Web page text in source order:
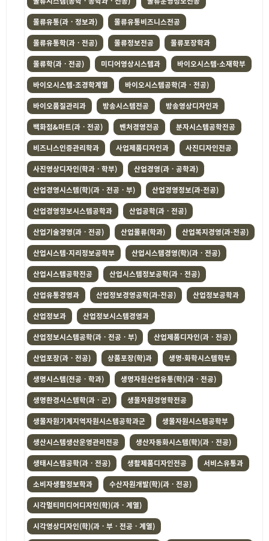
물류유통(과ㆍ정보과)
물류유통비즈니스전공
물류유통학(과ㆍ전공)
물류정보전공
물류포장학과
물류학(과ㆍ전공)
미디어영상시스템과
바이오시스템·소재학부
바이오시스템·조경학계열
바이오시스템공학(과ㆍ전공)
바이오품질관리과
방송시스템전공
방송영상디자인과
백화점&마트(과ㆍ전공)
벤처경영전공
분자시스템공학전공
비즈니스인증관리학과
사업제품디자인과
사진디자인전공
사진영상디자인(학과ㆍ학부)
산업경영(과ㆍ공학과)
산업경영시스템(학)(과ㆍ전공ㆍ부)
산업경영정보(과·전공)
산업경영정보시스템공학과
산업공학(과ㆍ전공)
산업기술경영(과ㆍ전공)
산업물류(학과)
산업복지경영(과·전공)
산업시스템·지리정보공학부
산업시스템경영(학)(과ㆍ전공)
산업시스템공학전공
산업시스템정보공학(과ㆍ전공)
산업유통경영과
산업정보경영공학(과·전공)
산업정보공학과
산업정보과
산업정보시스템경영과
산업정보시스템공학(과ㆍ전공ㆍ부)
산업제품디자인(과ㆍ전공)
산업포장(과ㆍ전공)
상품포장(학)과
생명·화학시스템학부
생명시스템(전공ㆍ학과)
생명자원산업유통(학)(과ㆍ전공)
생명환경시스템학(과ㆍ군)
생물자원경영학전공
생물자원기계지역자원시스템공학과군
생물자원시스템공학부
생산시스템생산운영관리전공
생산자동화시스템(학)(과ㆍ전공)
생태시스템공학(과ㆍ전공)
생활제품디자인전공
서비스유통과
소비자생활정보학과
수산자원개발(학)(과ㆍ전공)
시각멀티미디어디자인(학)(과ㆍ계열)
시각영상디자인(학)(과ㆍ부ㆍ전공ㆍ계열)